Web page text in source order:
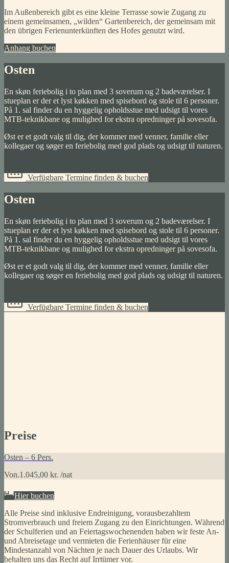
Im Außenbereich gibt es eine kleine Terrasse sowie Zugang zu
einem gemeinsamen, „wilden“ Gartenbereich, der gemeinsam mit
den übrigen Ferienunterkünften des Hofes genutzt wird.
Anhang buchen
Osten
En skøn feriebolig i to plan med 3 soverum og 2 badeværelser. I
stueplan er der et lyst køkken med spisebord og stole til 6 personer.
På 1. sal finder du en hyggelig opholdsstue med udsigt til vores
MTB-teknikbane og mulighed for ekstra opredninger på sovesofa.
Øst er et godt valg til dig, der kommer med venner, familie eller
kollegaer og søger en feriebolig med god plads og udsigt til naturen.
Verfügbare Termine finden & buchen
Osten
En skøn feriebolig i to plan med 3 soverum og 2 badeværelser. I
stueplan er der et lyst køkken med spisebord og stole til 6 personer.
På 1. sal finder du en hyggelig opholdsstue med udsigt til vores
MTB-teknikbane og mulighed for ekstra opredninger på sovesofa.
Øst er et godt valg til dig, der kommer med venner, familie eller
kollegaer og søger en feriebolig med god plads og udsigt til naturen.
Verfügbare Termine finden & buchen
Preise
Osten – 6 Pers.
Von.1.045,00 kr. /nat
Hier buchen
Alle Preise sind inklusive Endreinigung, vorausbezahltem
Stromverbrauch und freiem Zugang zu den Einrichtungen. Während
der Schulferien und an Feiertagswochenenden haben wir feste An-
und Abreisetage und vermieten die Ferienhäuser für eine
Mindestanzahl von Nächten je nach Dauer des Urlaubs. Wir
behalten uns das Recht auf Irrtümer vor.